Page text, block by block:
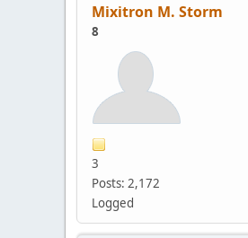
Mixitron M. Storm
8
3
Posts: 2,172
Logged